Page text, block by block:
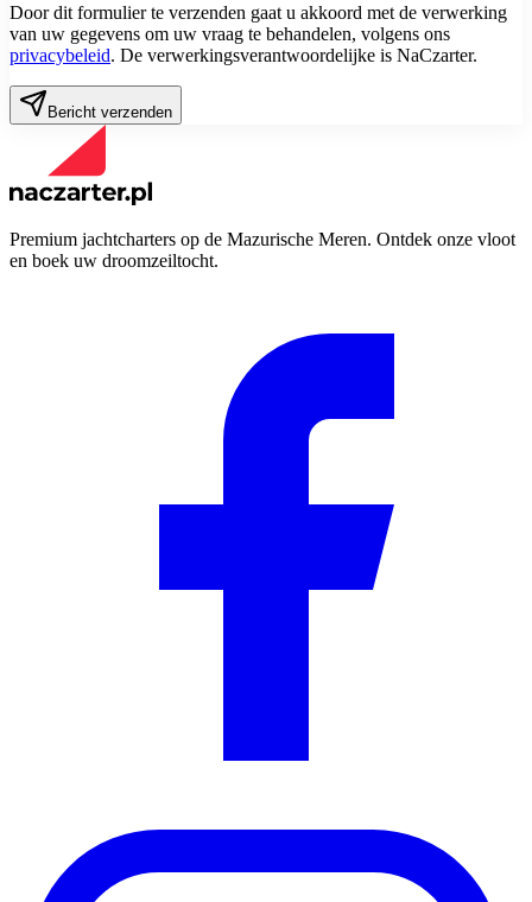
Door dit formulier te verzenden gaat u akkoord met de verwerking
van uw gegevens om uw vraag te behandelen, volgens ons
privacybeleid. De verwerkingsverantwoordelijke is NaCzarter.
Bericht verzenden
Premium jachtcharters op de Mazurische Meren. Ontdek onze vloot
en boek uw droomzeiltocht.